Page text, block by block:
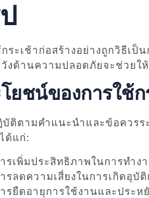
กระเช้าก่อสร้างอย่างถูกวิธีเ
วังด้านความปลอดภัยจะช่วย
ยชน์ของการใช้ก
บัติตามคำแนะนำและข้อควรร
ด้แก่:
รเพิ่มประสิทธิภาพในการทำ
รลดความเสี่ยงในการเกิดอุบั
รยืดอายุการใช้งานและประห